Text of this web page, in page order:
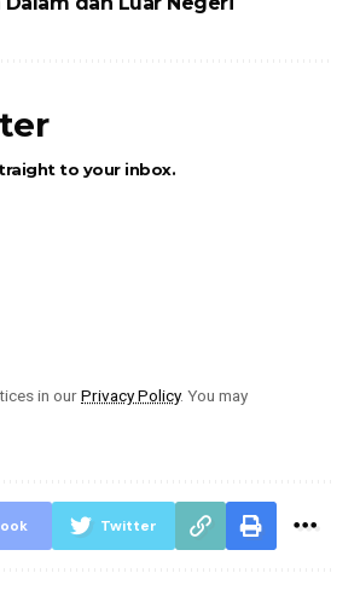
to your inbox.
in ourPrivacy Policy. You may
Twitter